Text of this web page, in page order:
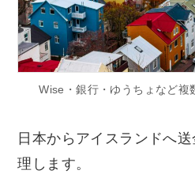
Wise・銀行・ゆうちょなど複
日本からアイスランドへ
理します。